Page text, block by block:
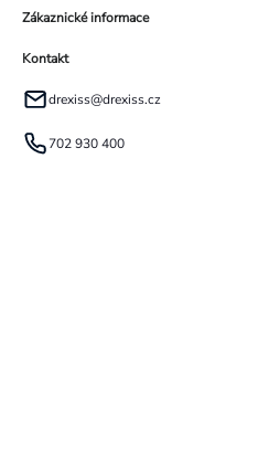
Zákaznické informace
Kontakt
drexiss@drexiss.cz
702 930 400